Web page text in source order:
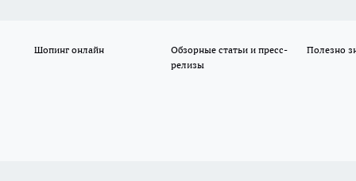
Шопинг онлайн
Обзорные статьи и пресс-
релизы
Полезно